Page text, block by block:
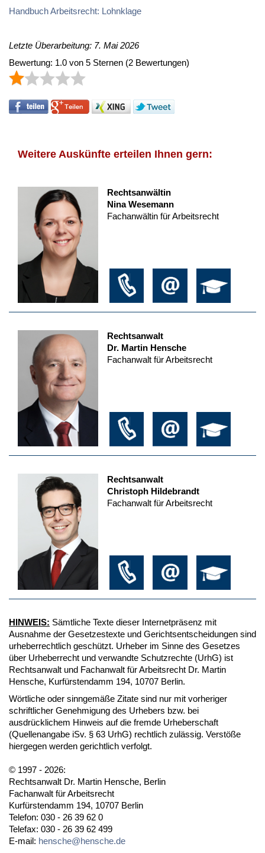
Hand­buch Ar­beits­recht: Lohn­kla­ge
Letzte Überarbeitung: 7. Mai 2026
Bewertung: 1.0 von 5 Sternen (2 Bewertungen)
Weitere Auskünfte erteilen Ihnen gern:
Rechtsanwältin
Nina Wesemann
Fachanwältin für Arbeitsrecht
Rechtsanwalt
Dr. Martin Hensche
Fachanwalt für Arbeitsrecht
Rechtsanwalt
Christoph Hildebrandt
Fachanwalt für Arbeitsrecht
HINWEIS: Sämtliche Texte dieser Internetpräsenz mit
Ausnahme der Gesetzestexte und Gerichtsentscheidungen sind
urheberrechtlich geschützt. Urheber im Sinne des Gesetzes
über Urheberrecht und verwandte Schutzrechte (UrhG) ist
Rechtsanwalt und Fachanwalt für Arbeitsrecht Dr. Martin
Hensche, Kurfürstendamm 194, 10707 Berlin.
Wörtliche oder sinngemäße Zitate sind nur mit vorheriger
schriftlicher Genehmigung des Urhebers bzw. bei
ausdrücklichem Hinweis auf die fremde Urheberschaft
(Quellenangabe iSv. § 63 UrhG) rechtlich zulässig. Verstöße
hiergegen werden gerichtlich verfolgt.
© 1997 - 2026:
Rechtsanwalt Dr. Martin Hensche, Berlin
Fachanwalt für Arbeitsrecht
Kurfürstendamm 194, 10707 Berlin
Telefon: 030 - 26 39 62 0
Telefax: 030 - 26 39 62 499
E-mail: hensche@hensche.de